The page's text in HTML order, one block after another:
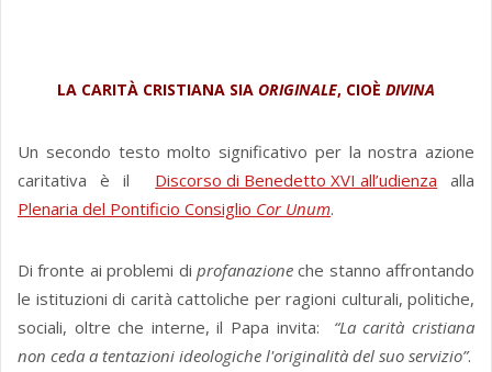
LA CARITÀ CRISTIANA SIA ORIGINALE, CIOÈ DIVINA
Un secondo testo molto significativo per la nostra azione
caritativa è il Discorso di Benedetto XVI all’udienza alla
Plenaria del Pontificio Consiglio Cor Unum.
Di fronte ai problemi di profanazioneche stanno affrontando
le istituzioni di carità cattoliche per ragioni culturali, politiche,
sociali, oltre che interne, il Papa invita:
“La carità cristiana
non ceda a tentazioni ideologiche l'originalità del suo servizio”.